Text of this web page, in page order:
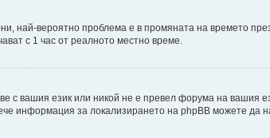
най-вероятно проблема е в промяната на времето
с 1 час от реалното местно време.
с вашия език или никой не е превел форума на вашия
информация за локализирането на phpBB можете да